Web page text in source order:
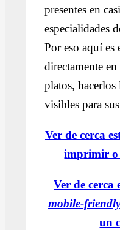
presentes en
especialidades
Por eso aquí es
directamente
platos,
visibles para
Ver de cerca
imprimir o
Ver de cerca
mobile-
un